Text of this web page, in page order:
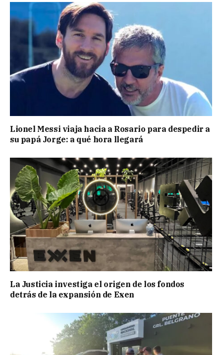
Lionel Messi viaja hacia a Rosario para despedir a
su papá Jorge: a qué hora llegará
La Justicia investiga el origen de los fondos
detrás de la expansión de Exen